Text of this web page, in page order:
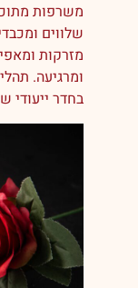
משרפות
שלווים
מזרקות
ומרגיעה.
בחדר ייעודי